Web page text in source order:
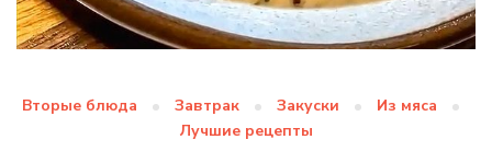
Вторые блюда Завтрак Закуски
Из мяса
Лучшие рецепты